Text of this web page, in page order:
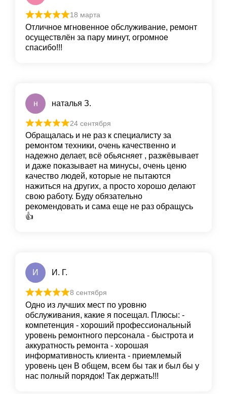
18 марта
Отличное мгновенное обслуживание, ремонт
осуществлён за пару минут, огромное
спасибо!!!
н наталья З.
24 сентября
Обращалась и не раз к специалисту за
ремонтом техники, очень качественно и
надежно делает, всё обьясняет , разжёвывает
и даже показывает на минусы, очень ценю
качество людей, которые не пытаются
нажиться на других, а просто хорошо делают
свою работу. Буду обязательно
рекомендовать и сама еще не раз обращусь
👍
И И. Г.
8 сентября
Одно из лучших мест по уровню
обслуживания, какие я посещал. Плюсы: -
компетенция - хороший профессиональный
уровень ремонтного персонала - быстрота и
аккуратность ремонта - хорошая
информативность клиента - приемлемый
уровень цен В общем, всем бы так и был бы у
нас полный порядок! Так держать!!!